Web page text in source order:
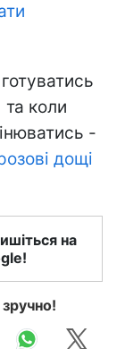
коли
-
дощі
на